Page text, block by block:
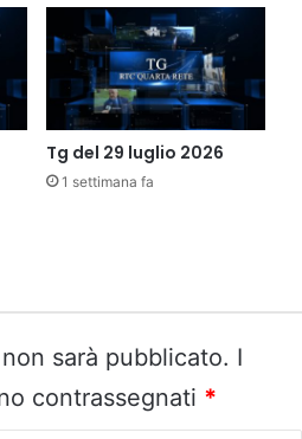
Tg del 29 luglio 2026
1 settimana fa
sarà pubblicato. I
contrassegnati *